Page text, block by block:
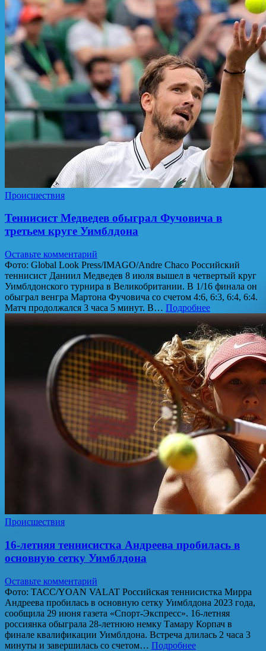
Происшествия
Теннисист Медведев обыграл Фучовича в
третьем круге Уимблдона
Оставьте комментарий
Фото: Global Look Press/IMAGO/Andre Chaco Российский
теннисист Даниил Медведев 8 июля вышел в четвертый круг
Уимблдонского турнира в Великобритании. В 1/16 финала он
обыграл венгра Мартона Фучовича со счетом 4:6, 6:3, 6:4, 6:4.
Матч продолжался 3 часа 5 минут. В… Подробнее
Происшествия
16-летняя теннисистка Андреева пробилась в
основную сетку Уимблдона
Оставьте комментарий
Фото: ТАСС/YOAN VALAT Российская теннисистка Мирра
Андреева пробилась в основную сетку Уимблдона 2023 года,
сообщила 29 июня газета «Спорт-Экспресс». 16-летняя
россиянка обыграла 28-летнюю немку Тамару Корпач в
финале квалификации Уимблдона. Встреча длилась 2 часа 3
минуты и завершилась со счетом… Подробнее